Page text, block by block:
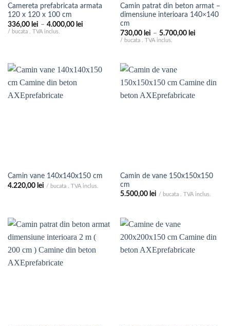
Camereta prefabricata armata
120 x 120 x 100 cm
336,00 lei – 4.000,00 leiInterval
/ bucata . TVA inclus.
Camin patrat din beton armat –
dimensiune interioara 140×140
cm
730,00 lei – 5.700,00 leiInterval
/ bucata . TVA inclus.
Camin vane 140x140x150 cm
4.220,00 lei / bucata . TVA inclus.
Camin de vane 150x150x150
cm
5.500,00 lei / bucata . TVA inclus.